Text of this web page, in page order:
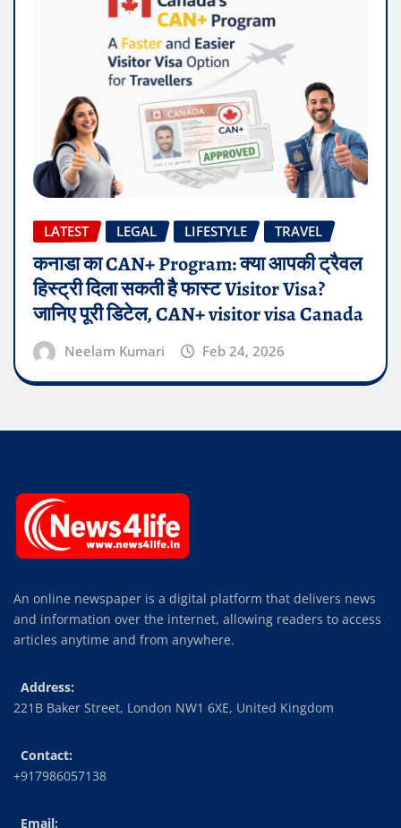
LATEST LEGAL LIFESTYLE TRAVEL
कनाडा का CAN+ Program: क्या आपकी ट्रैवल
हिस्ट्री दिला सकती है फास्ट Visitor Visa?
जानिए पूरी डिटेल, CAN+ visitor visa Canada
Neelam Kumari Feb 24, 2026
An online newspaper is a digital platform that delivers news
and information over the internet, allowing readers to access
articles anytime and from anywhere.
Address:
221B Baker Street, London NW1 6XE, United Kingdom
Contact:
+917986057138
Email: